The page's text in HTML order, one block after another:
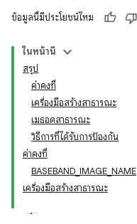
ข้อมูลนี้มีประโยชน์ไหม
ในหน้านี้
สรุป
ค่าคงที่
เครื่องมือสร้างสาธารณะ
เมธอดสาธารณะ
วิธีการที่ได้รับการป้องกัน
ค่าคงที่
BASEBAND_IMAGE_NAME
เครื่องมือสร้างสาธารณะ